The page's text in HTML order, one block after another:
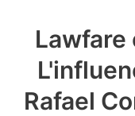
Lawfare
Rafael